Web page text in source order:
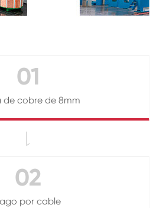
01
de cobre de 8mm

02
por cable